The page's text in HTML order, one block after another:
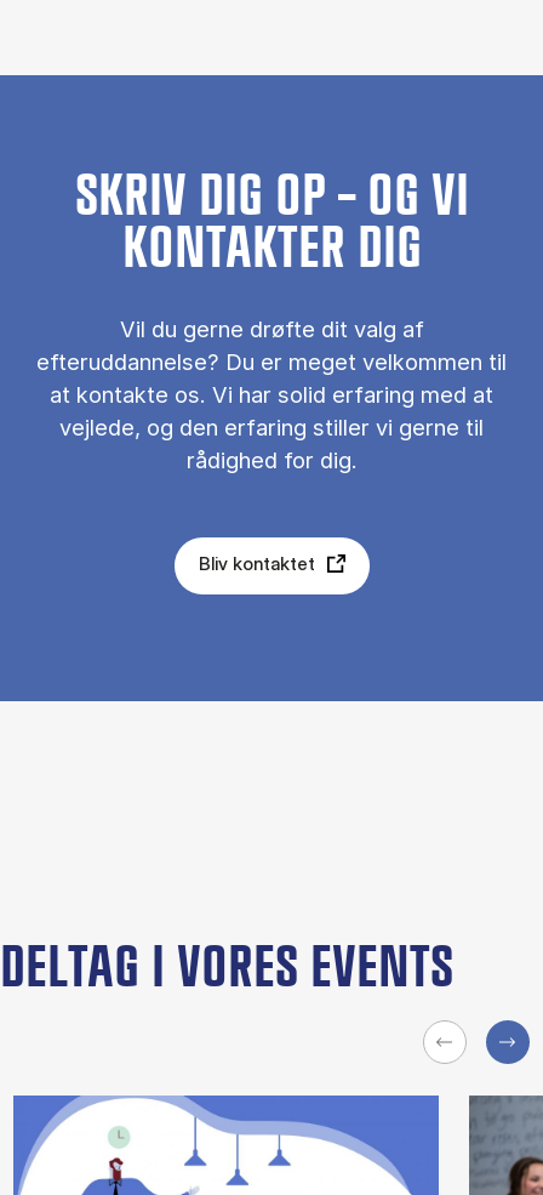
SKRIV DIG OP – OG VI
KONTAKTER DIG
Vil du gerne drøfte dit valg af
efteruddannelse? Du er meget velkommen til
at kontakte os. Vi har solid erfaring med at
vejlede, og den erfaring stiller vi gerne til
rådighed for dig.
Bliv kontaktet
DELTAG I VORES EVENTS